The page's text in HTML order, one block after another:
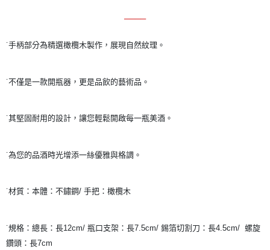
https://netprotections.freshdesk.com/support/home
１．透過由恩沛科技股份有限公司提供之「AFTEE先享後付」服務完成之交
２．關於個人資料處理事宜，請瀏覽以下網址：
「AFTEE先享後付」，若未經同意申辦者引起之損失，本公司不負相關責
請求用戶進行身份認證。
────
˙手柄部分為精選橄欖木製作，展現自然紋理。
˙不僅是一款開瓶器，更是品飲的藝術品。
˙其堅固耐用的設計，讓您輕鬆開啟每一瓶美酒。
˙為您的品酒時光增添一絲優雅與格調。
˙材質：本體：不鏽鋼/ 手把：橄欖木
˙規格：總長：長12cm/ 瓶口支架：長7.5cm/ 錫箔切割刀：長4.5cm/ 螺旋
鑽頭：長7cm